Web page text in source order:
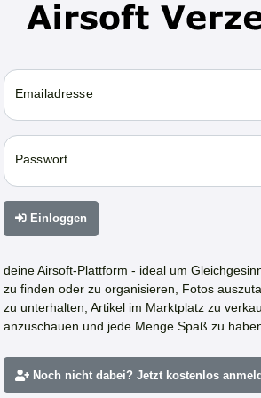
Emailadresse
Passwort
Einloggen
deine Airsoft-Plattform - ideal um
zu finden oder zu organisieren, Fotos
zu unterhalten, Artikel im Marktplatz zu
anzuschauen und jede Menge Spaß zu
Noch nicht dabei? Jetzt kostenlos